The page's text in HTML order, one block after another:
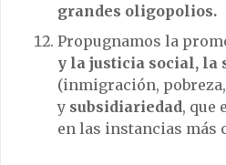
grandes oligopolios.
Propugnamos la
y la justicia social, la
(inmigración,
y subsidiariedad, que
en las instancias más